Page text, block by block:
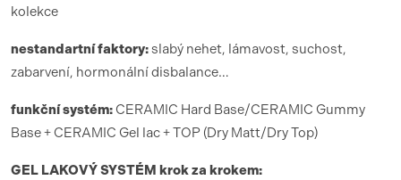
kolekce
nestandartní faktory:slabý nehet, lámavost, suchost,
zabarvení, hormonální disbalance…
funkční systém:CERAMIC Hard Base/CERAMIC Gummy
Base + CERAMIC Gel lac + TOP (Dry Matt/Dry Top)
GEL LAKOVÝ SYSTÉ M krok za krokem: